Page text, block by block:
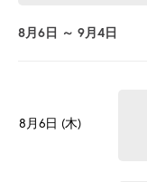
8月6日 ～ 9月4日
8月6日 (木)